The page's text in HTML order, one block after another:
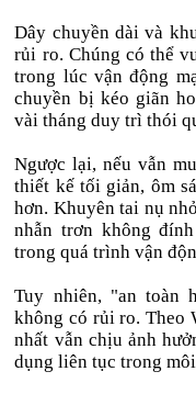
Dây chuyền dài và
rủi ro. Chúng có thể
trong lúc vận động
chuyền bị kéo giãn
vài tháng duy trì thói
Ngược lại, nếu vẫn
thiết kế tối giản, ôm
hơn. Khuyên tai nụ
nhẫn trơn không
trong quá trình vận
Tuy nhiên, "an toàn
không có rủi ro. Theo
nhất vẫn chịu ảnh
dụng liên tục trong